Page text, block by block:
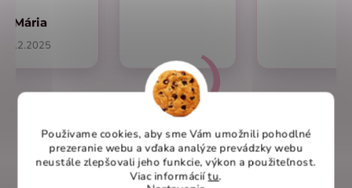
Použivame cookies, aby sme Vám umožnili pohodlné
prezeranie webu a vďaka analýze prevádzky webu
neustále zlepšovali jeho funkcie, výkon a použiteľnost.
Viac informáciítu.
Mária
1.2.2025
Overené recenzie na heureka.sk